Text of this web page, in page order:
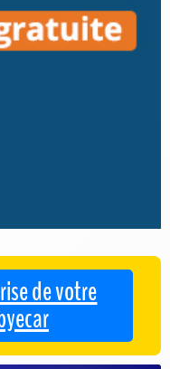
de votre